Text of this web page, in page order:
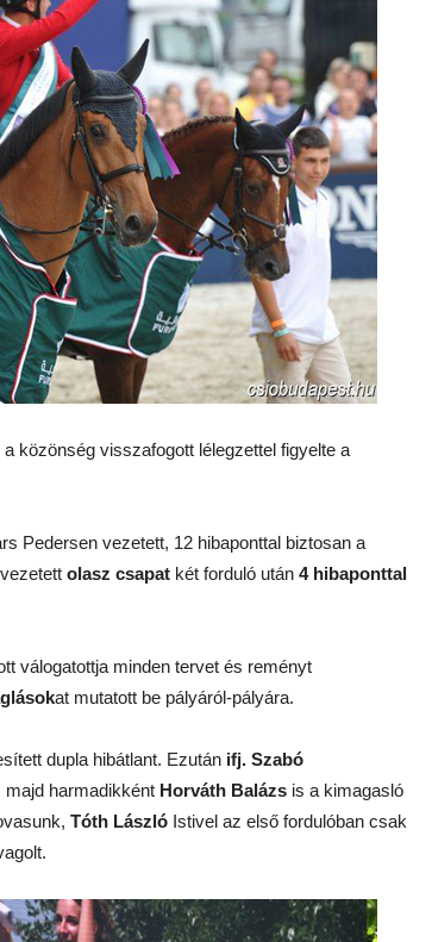
közönség visszafogott lélegzettel figyelte a
Pedersen vezetett, 12 hibaponttal biztosan a
olasz csapat két forduló után 4 hibaponttal
válogatottja minden tervet és reményt
at mutatott be pályáról-pályára.
dupla hibátlant. Ezután ifj. Szabó
harmadikként Horváth Balázs is a kimagasló
Tóth László Istivel az első fordulóban csak